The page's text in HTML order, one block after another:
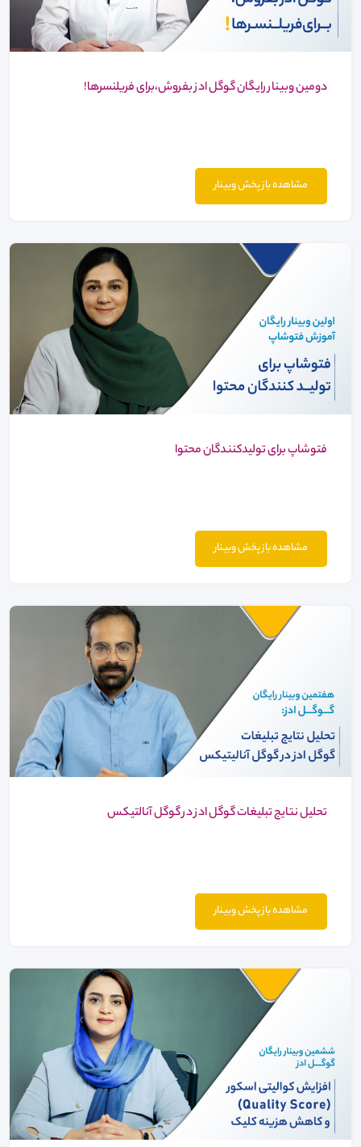
دومین وبینار رایگان گوگل ادز بفروش،برای فریلنسرها!
مشاهده باز پخش وبینار
فتوشاپ برای تولیدکنندگان محتوا
مشاهده باز پخش وبینار
تحلیل نتایج تبلیغات گوگل ادز در گوگل آنالتیکس
مشاهده باز پخش وبینار